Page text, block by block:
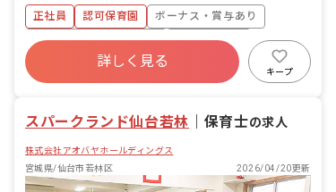
なっても人通りが多く道幅も広いので、
通勤やお散歩の時も安心です。 ・オフィ
ス街の中にある園ですが、園の裏には有
名な大人気キャラクターのミュージアム
や公園があり、天気の良い日は積極的に
を目指します。 食育活動や手作りの給食
などを通して心身ともに健やかに育て安
全面、衛生面についての安心を保護者に
感じてもらえるような保育をしていきま
る。 ●保育目標「心も身体も健康な子ど
で、心の安定を図る。 ・遊びを通して元
気な身体を作る。 ・生活に必要な健康、
安全などの習慣や態度を身につける。 ・
正社員 認可保育園
ボーナス・賞与あり
寮・住宅・家賃補助あり
社会保険完備
福利厚生充実
退職金制度
詳しく見る
キープ
スパークランド仙台若林 保育士の求人
株式会社アオバヤホールディングス
宮城県/仙台市若林区
2026/04/20更新